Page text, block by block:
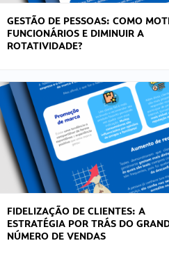
GESTÃO DE PESSOAS: COMO
FUNCIONÁRIOS E DIMINUIR A
ROTATIVIDADE?
FIDELIZAÇÃO DE CLIENTES: A
ESTRATÉGIA POR TRÁS DO
NÚMERO DE VENDAS